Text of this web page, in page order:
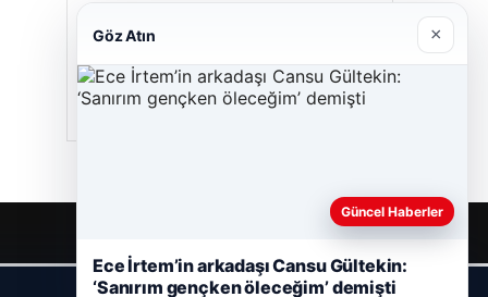
Cengiz Sigorta
Göz Atın ×
Güncel Haberler
Ece İrtem’in arkadaşı Cansu Gültekin:
‘Sanırım gençken öleceğim’ demişti